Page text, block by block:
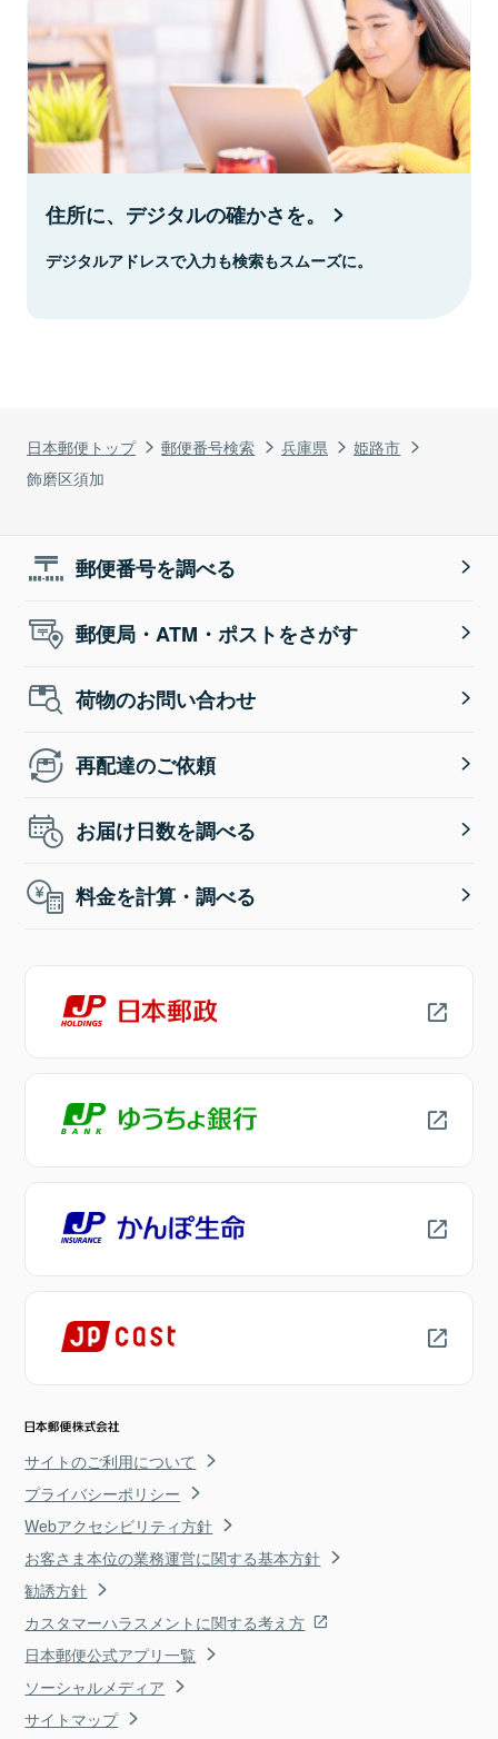
日本郵便トップ 郵便番号検索 兵庫県
姫路市
飾磨区須加
住所に、デジタルの確かさを。
デジタルアドレスで入力も検索もスムーズに。
郵便番号を調べる
郵便局・ATM・ポストをさがす
荷物のお問い合わせ
再配達のご依頼
お届け日数を調べる
料金を計算・調べる
サイトのご利用について
プライバシーポリシー
Webアクセシビリティ方針
お客さま本位の業務運営に関する基本方針
勧誘方針
カスタマーハラスメントに関する考え方
日本郵便公式アプリ一覧
ソーシャルメディア
サイトマップ